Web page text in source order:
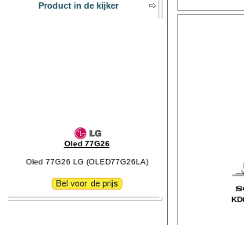
Product in de kijker
Oled 77G26
Oled 77G26 LG (OLED77G26LA)